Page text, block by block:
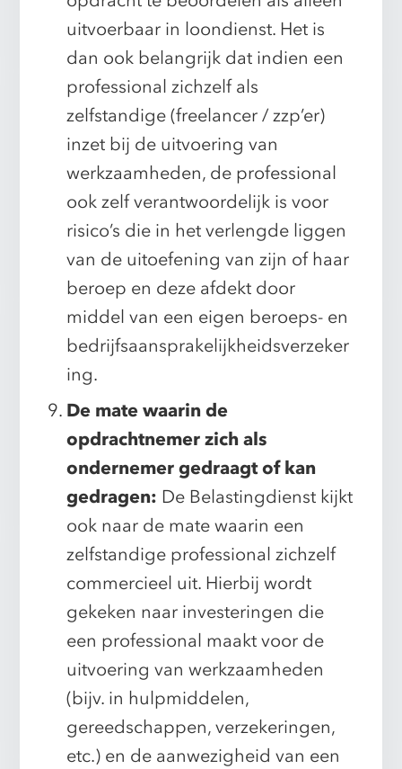
uitvoerbaar in loondienst. Het is
dan ook belangrijk dat indien een
professional zichzelf als
zelfstandige (freelancer / zzp’er)
inzet bij de uitvoering van
werkzaamheden, de professional
ook zelf verantwoordelijk is voor
risico’s die in het verlengde liggen
van de uitoefening van zijn of haar
beroep en deze afdekt door
middel van een eigen beroeps- en
bedrijfsaansprakelijkheidsverzeker
ing.
De mate waarin de
opdrachtnemer zich als
ondernemer gedraagt of kan
gedragen: De Belastingdienst kijkt
ook naar de mate waarin een
zelfstandige professional zichzelf
commercieel uit. Hierbij wordt
gekeken naar investeringen die
een professional maakt voor de
uitvoering van werkzaamheden
(bijv. in hulpmiddelen,
gereedschappen, verzekeringen,
etc.) en de aanwezigheid van een